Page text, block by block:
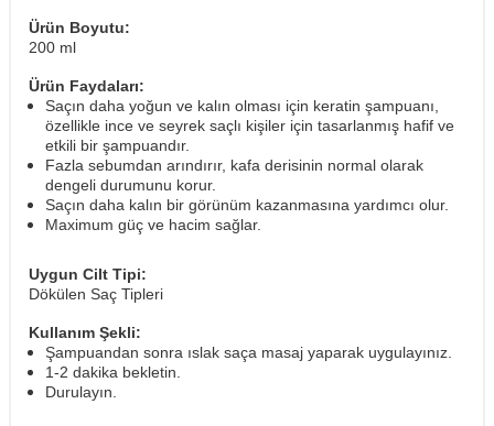
Ürün Boyutu:
200 ml
Ürün Faydaları:
Saçın daha yoğun ve kalın olması için keratin şampuanı,
özellikle ince ve seyrek saçlı kişiler için tasarlanmış hafif ve
etkili bir şampuandır.
Fazla sebumdan arındırır, kafa derisinin normal olarak
dengeli durumunu korur.
Saçın daha kalın bir görünüm kazanmasına yardımcı olur.
Maximum güç ve hacim sağlar.
Uygun Cilt Tipi:
Dökülen Saç Tipleri
Kullanım Şekli:
Şampuandan sonra ıslak saça masaj yaparak uygulayınız.
1-2 dakika bekletin.
Durulayın.